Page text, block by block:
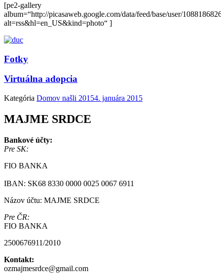
[pe2-gallery
album=“http://picasaweb.google.com/data/feed/base/user/
alt=rss&hl=en_US&kind=photo“ ]
Fotky
Virtuálna adopcia
Kategória Domov našli 20154. januára 2015
MAJME SRDCE
Bankové účty:
Pre SK:
FIO BANKA
IBAN: SK68 8330 0000 0025 0067 6911
Názov účtu: MAJME SRDCE
Pre ČR:
FIO BANKA
2500676911/2010
Kontakt:
ozmajmesrdce@gmail.com